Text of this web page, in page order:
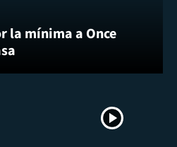
la mínima a Once